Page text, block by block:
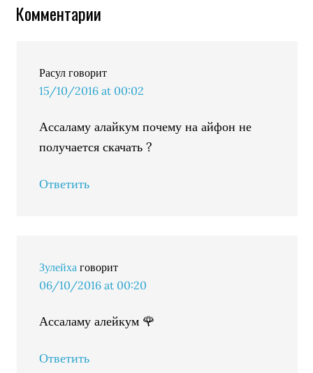
Комментарии
Расул говорит
15/10/2016 at 00:02
Ассаламу алайкум почему на айфон не
получается скачать ?
Ответить
Зулейха говорит
06/10/2016 at 00:20
Ассаламу алейкум 🌹
Ответить